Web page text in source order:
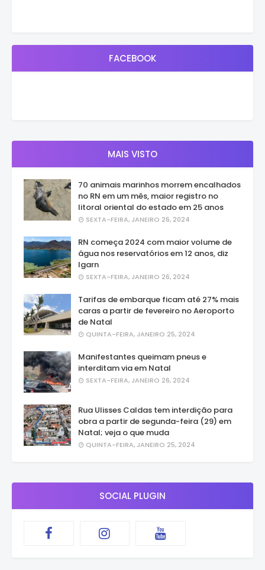
FACEBOOK
MAIS VISTO
70 animais marinhos morrem encalhados
no RN em um mês, maior registro no
litoral oriental do estado em 25 anos
SEXTA-FEIRA, JANEIRO 26, 2024
RN começa 2024 com maior volume de
água nos reservatórios em 12 anos, diz
Igarn
SEXTA-FEIRA, JANEIRO 26, 2024
Tarifas de embarque ficam até 27% mais
caras a partir de fevereiro no Aeroporto
de Natal
QUINTA-FEIRA, JANEIRO 25, 2024
Manifestantes queimam pneus e
interditam via em Natal
SEXTA-FEIRA, JANEIRO 26, 2024
Rua Ulisses Caldas tem interdição para
obra a partir de segunda-feira (29) em
Natal; veja o que muda
QUINTA-FEIRA, JANEIRO 25, 2024
SOCIAL PLUGIN